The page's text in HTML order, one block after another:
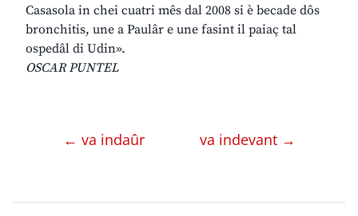
Casasola in chei cuatri mês dal 2008 si è becade dôs
bronchitis, une a Paulâr e une fasint il paiaç tal
ospedâl di Udin».
OSCAR PUNTEL
← va indaûr va indevant →